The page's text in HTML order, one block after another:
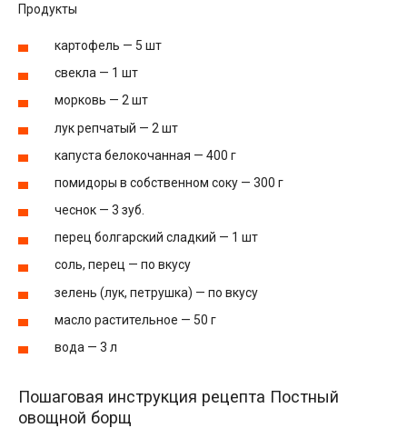
Продукты
картофель — 5 шт
свекла — 1 шт
морковь — 2 шт
лук репчатый — 2 шт
капуста белокочанная — 400 г
помидоры в собственном соку — 300 г
чеснок — 3 зуб.
перец болгарский сладкий — 1 шт
соль, перец — по вкусу
зелень (лук, петрушка) — по вкусу
масло растительное — 50 г
вода — 3 л
Пошаговая инструкция рецепта Постный
овощной борщ